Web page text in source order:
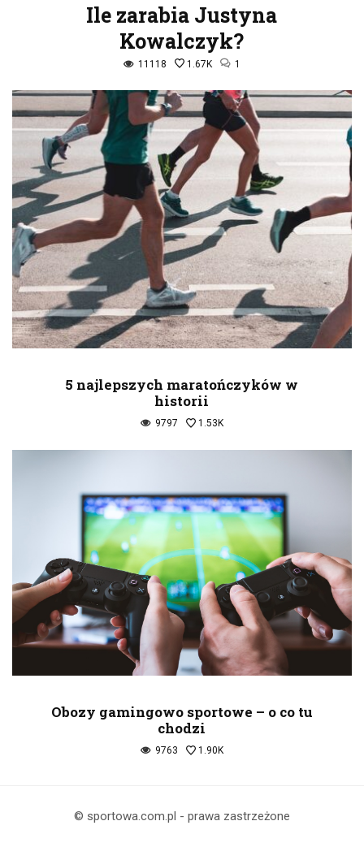
Ile zarabia Justyna
Kowalczyk?
11118 1.67K 1
5 najlepszych maratończyków w
historii
9797 1.53K
Obozy gamingowo sportowe – o co tu
chodzi
9763 1.90K
© sportowa.com.pl - prawa zastrzeżone